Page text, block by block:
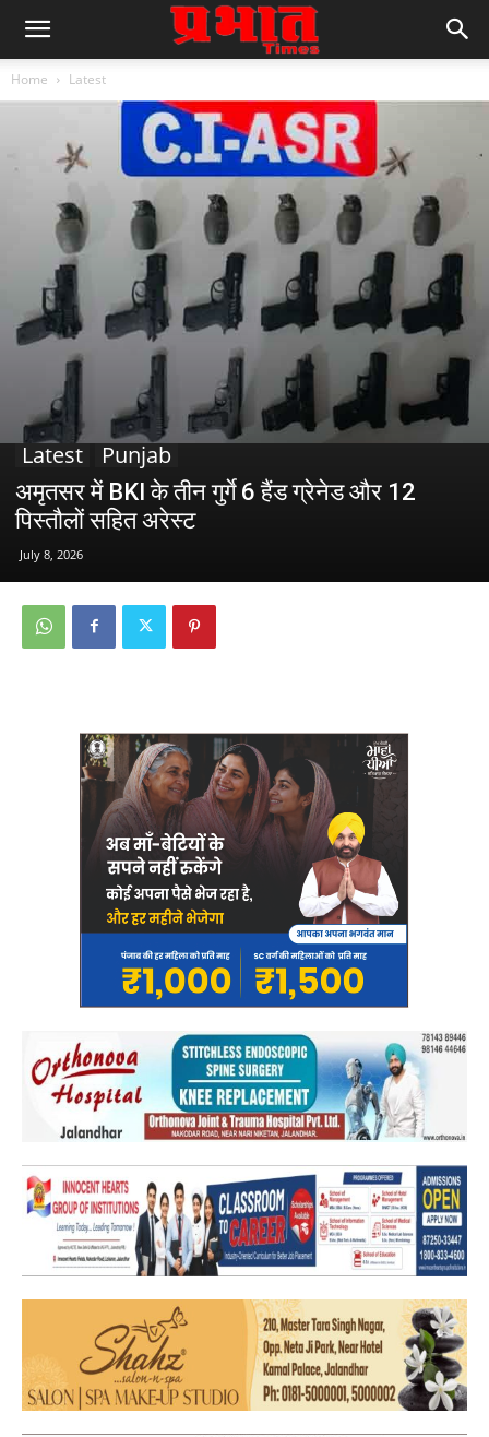
Home Latest
Latest Punjab
अमृतसर में BKI के तीन गुर्गे 6 हैंड ग्रेनेड और 12
पिस्तौलों सहित अरेस्ट
July 8, 2026